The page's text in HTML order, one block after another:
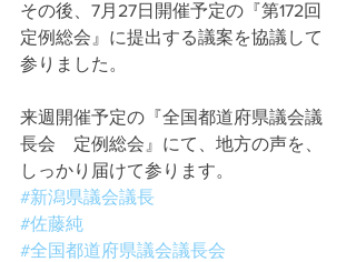
その後、7月27日開催予定の『第172回
定例総会』に提出する議案を協議して
参りました。
来週開催予定の『全国都道府県議会議
長会　定例総会』にて、地方の声を、
しっかり届けて参ります。
#新潟県議会議長
#佐藤純
#全国都道府県議会議長会